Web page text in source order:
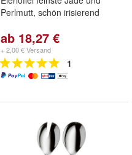
Perlmutt, schön irisierend
ab 18,27 €
+ 2,00 € Versand
1